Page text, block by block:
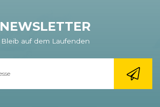
NEWSLETTER
Bleib auf dem Laufenden